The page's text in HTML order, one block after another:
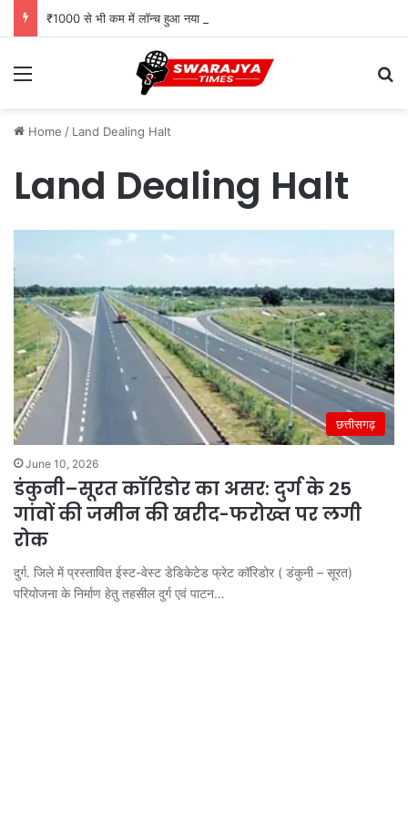
Menu
Home / Land Dealing Halt
Land Dealing Halt
छत्तीसगढ़
June 10, 2026
डंकुनी–सूरत कॉरिडोर का असर: दुर्ग के 25
गांवों की जमीन की खरीद-फरोख्त पर लगी
रोक
दुर्ग. जिले में प्रस्तावित ईस्ट-वेस्ट डेडिकेटेड फ्रेट कॉरिडोर ( डंकुनी – सूरत)
परियोजना के निर्माण हेतु तहसील दुर्ग एवं पाटन…